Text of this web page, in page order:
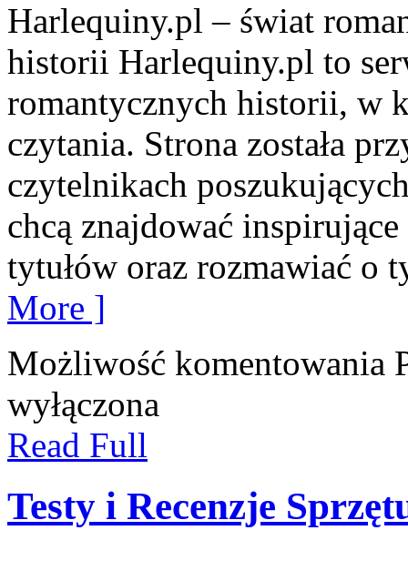
Harlequiny.pl – świat
historii Harlequiny.pl to
romantycznych historii, w
czytania. Strona została
czytelnikach
chcą znajdować
tytułów oraz rozmawiać o
More ]
Możliwość komentowania
wyłączona
Read Full
Testy i Recenzje